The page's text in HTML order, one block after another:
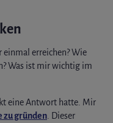
einmal erreichen? Wie
Was ist mir wichtig im
eine Antwort hatte. Mir
zu gründen . Dieser